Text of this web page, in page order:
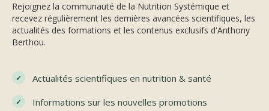
Rejoignez la communauté de la Nutrition Systémique et
recevez régulièrement les dernières avancées scientifiques, les
actualités des formations et les contenus exclusifs d'Anthony
Berthou.
Actualités scientifiques en nutrition & santé
Informations sur les nouvelles promotions